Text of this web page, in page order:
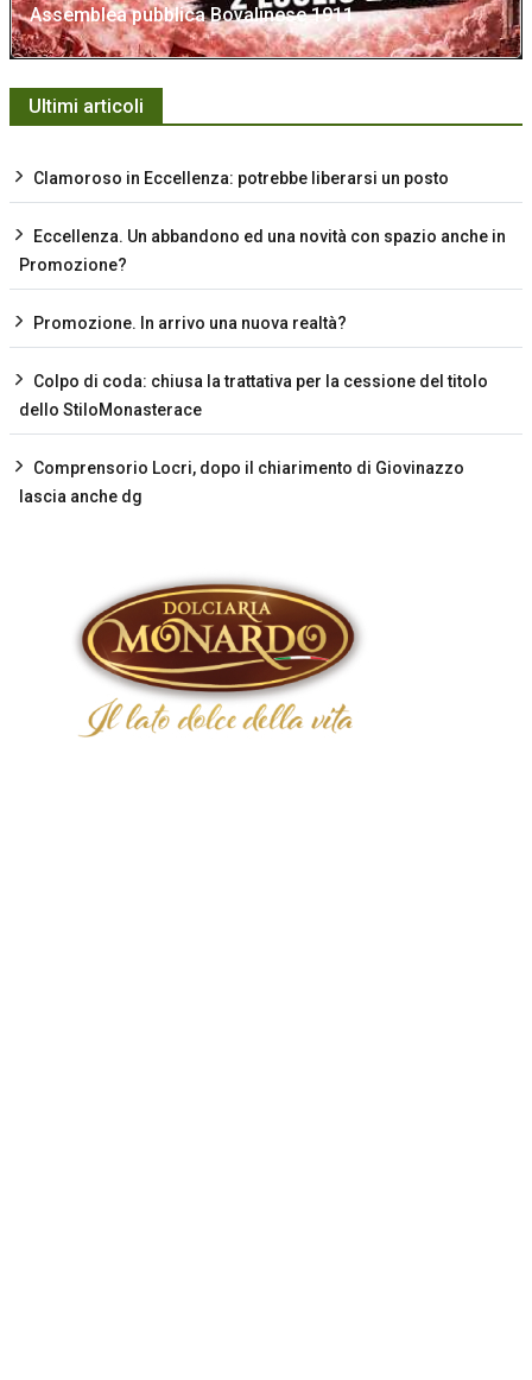
Assemblea pubblica Bovalinese 1911
Ultimi articoli
Clamoroso in Eccellenza: potrebbe liberarsi un posto
Eccellenza. Un abbandono ed una novità con spazio anche in
Promozione?
Promozione. In arrivo una nuova realtà?
Colpo di coda: chiusa la trattativa per la cessione del titolo
dello StiloMonasterace
Comprensorio Locri, dopo il chiarimento di Giovinazzo
lascia anche dg